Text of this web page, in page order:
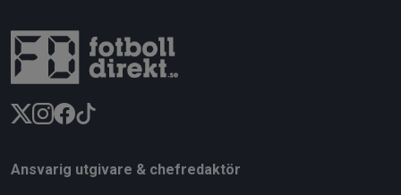
Ansvarig utgivare & chefredaktör